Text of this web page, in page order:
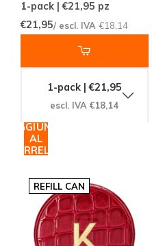
1-pack | €21,95 pz
€21,95/ escl. IVA €18,14
1-pack | €21,95
escl. IVA €18,14
AGGIUNGI
AL
CARRELLO
REFILL CAN